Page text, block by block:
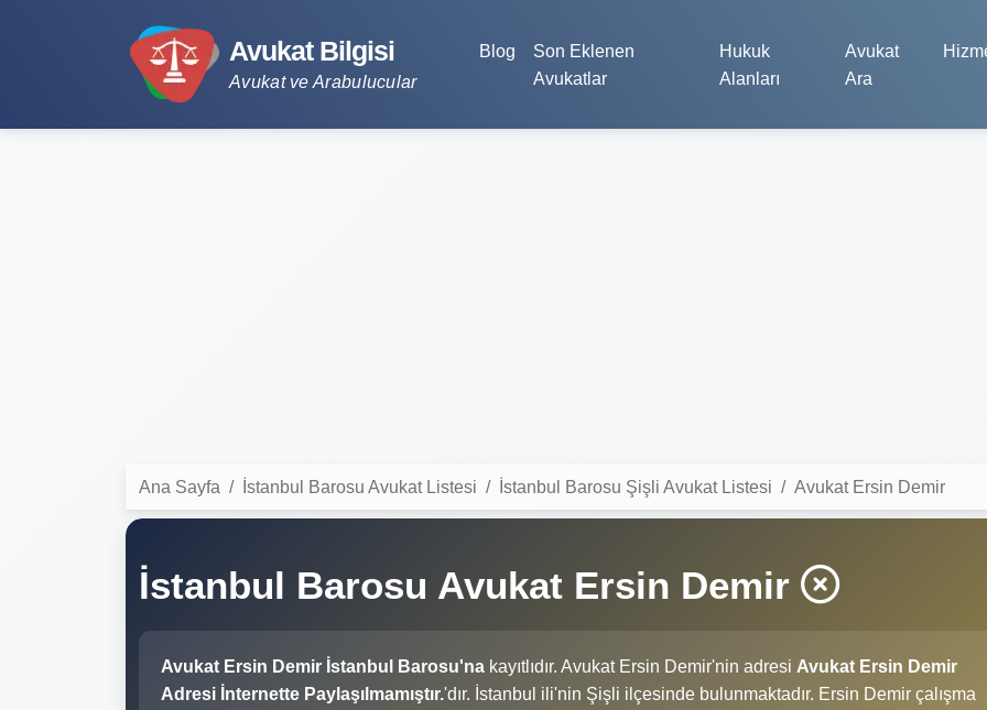
Avukat Bilgisi
Avukat ve Arabulucular
Blog
Son Eklenen
Avukatlar
Hukuk
Alanları
Avukat
Ara
Ana Sayfa İstanbul Barosu Avukat Listesi İstanbul Barosu Şişli Avukat Listesi Avukat Ersin Demir
İstanbul Barosu Avukat Ersin Demir
Avukat Ersin Demir İstanbul Barosu'na kayıtlıdır. Avukat Ersin Demir'nin adresi Avukat Ersin Demir
Adresi İnternette Paylaşılmamıştır.'dır. İstanbul ili'nin Şişli ilçesinde bulunmaktadır. Ersin Demir çalışma